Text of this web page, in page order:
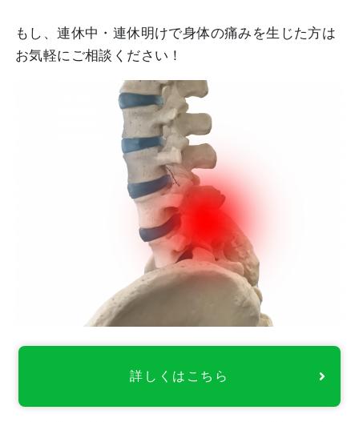
もし、連休中・連休明けで身体の痛みを生じた方は
お気軽にご相談ください！
詳しくはこちら